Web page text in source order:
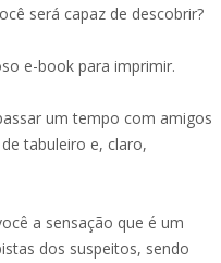
será capaz de descobrir?
e-book para imprimir.
um tempo com amigos
tabuleiro e, claro,
a sensação que é um
dos suspeitos, sendo